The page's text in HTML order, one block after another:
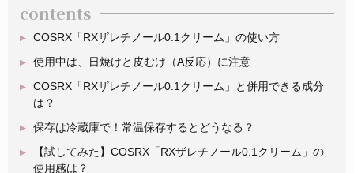
contents
COSRX「RXザレチノール0.1クリーム」の使い方
使用中は、日焼けと皮むけ（A反応）に注意
COSRX「RXザレチノール0.1クリーム」と併用できる成分
は？
保存は冷蔵庫で！常温保存するとどうなる？
【試してみた】COSRX「RXザレチノール0.1クリーム」の
使用感は？